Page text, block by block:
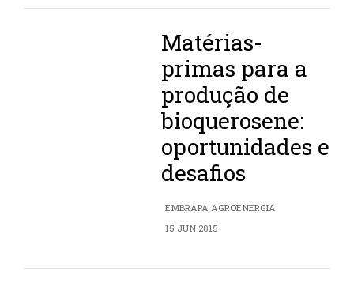
Matérias-
primas para a
produção de
bioquerosene:
oportunidades e
desafios
EMBRAPA AGROENERGIA
15 JUN 2015